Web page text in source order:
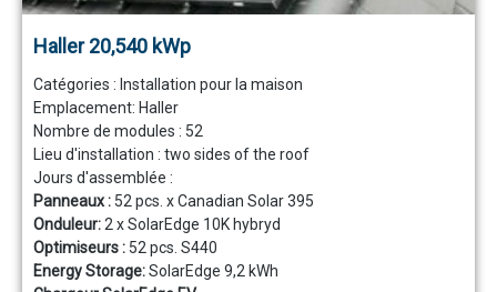
Haller 20,540 kWp
Catégories : Installation pour la maison
Emplacement: Haller
Nombre de modules : 52
Lieu d'installation : two sides of the roof
Jours d'assemblée :
Panneaux : 52 pcs. x Canadian Solar 395
Onduleur:2 x SolarEdge 10K hybryd
Optimiseurs : 52 pcs. S440
Energy Storage:SolarEdge 9,2 kWh